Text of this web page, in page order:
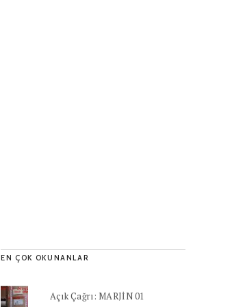
EN ÇOK OKUNANLAR
Açık Çağrı: MARJİN 01